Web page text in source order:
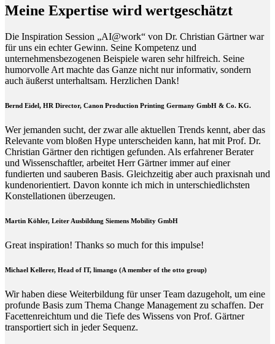
Meine Expertise wird wertgeschätzt
Die Inspiration Session „AI@work“ von Dr. Christian Gärtner war
für uns ein echter Gewinn. Seine Kompetenz und
unternehmensbezogenen Beispiele waren sehr hilfreich. Seine
humorvolle Art machte das Ganze nicht nur informativ, sondern
auch äußerst unterhaltsam. Herzlichen Dank!
Bernd Eidel, HR Director, Canon Production Printing Germany GmbH & Co. KG.
Wer jemanden sucht, der zwar alle aktuellen Trends kennt, aber das
Relevante vom bloßen Hype unterscheiden kann, hat mit Prof. Dr.
Christian Gärtner den richtigen gefunden. Als erfahrener Berater
und Wissenschaftler, arbeitet Herr Gärtner immer auf einer
fundierten und sauberen Basis. Gleichzeitig aber auch praxisnah und
kundenorientiert. Davon konnte ich mich in unterschiedlichsten
Konstellationen überzeugen.
Martin Köhler, Leiter Ausbildung Siemens Mobility GmbH
Great inspiration! Thanks so much for this impulse!
Michael Kellerer, Head of IT, limango (A member of the otto group)
Wir haben diese Weiterbildung für unser Team dazugeholt, um eine
profunde Basis zum Thema Change Management zu schaffen. Der
Facettenreichtum und die Tiefe des Wissens von Prof. Gärtner
transportiert sich in jeder Sequenz.